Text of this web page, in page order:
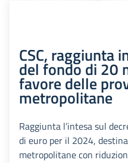
CSC, raggiunta
del fondo di 20
favore delle
metropolitane
Raggiunta l’intesa sul
di euro per il 2024,
metropolitane con